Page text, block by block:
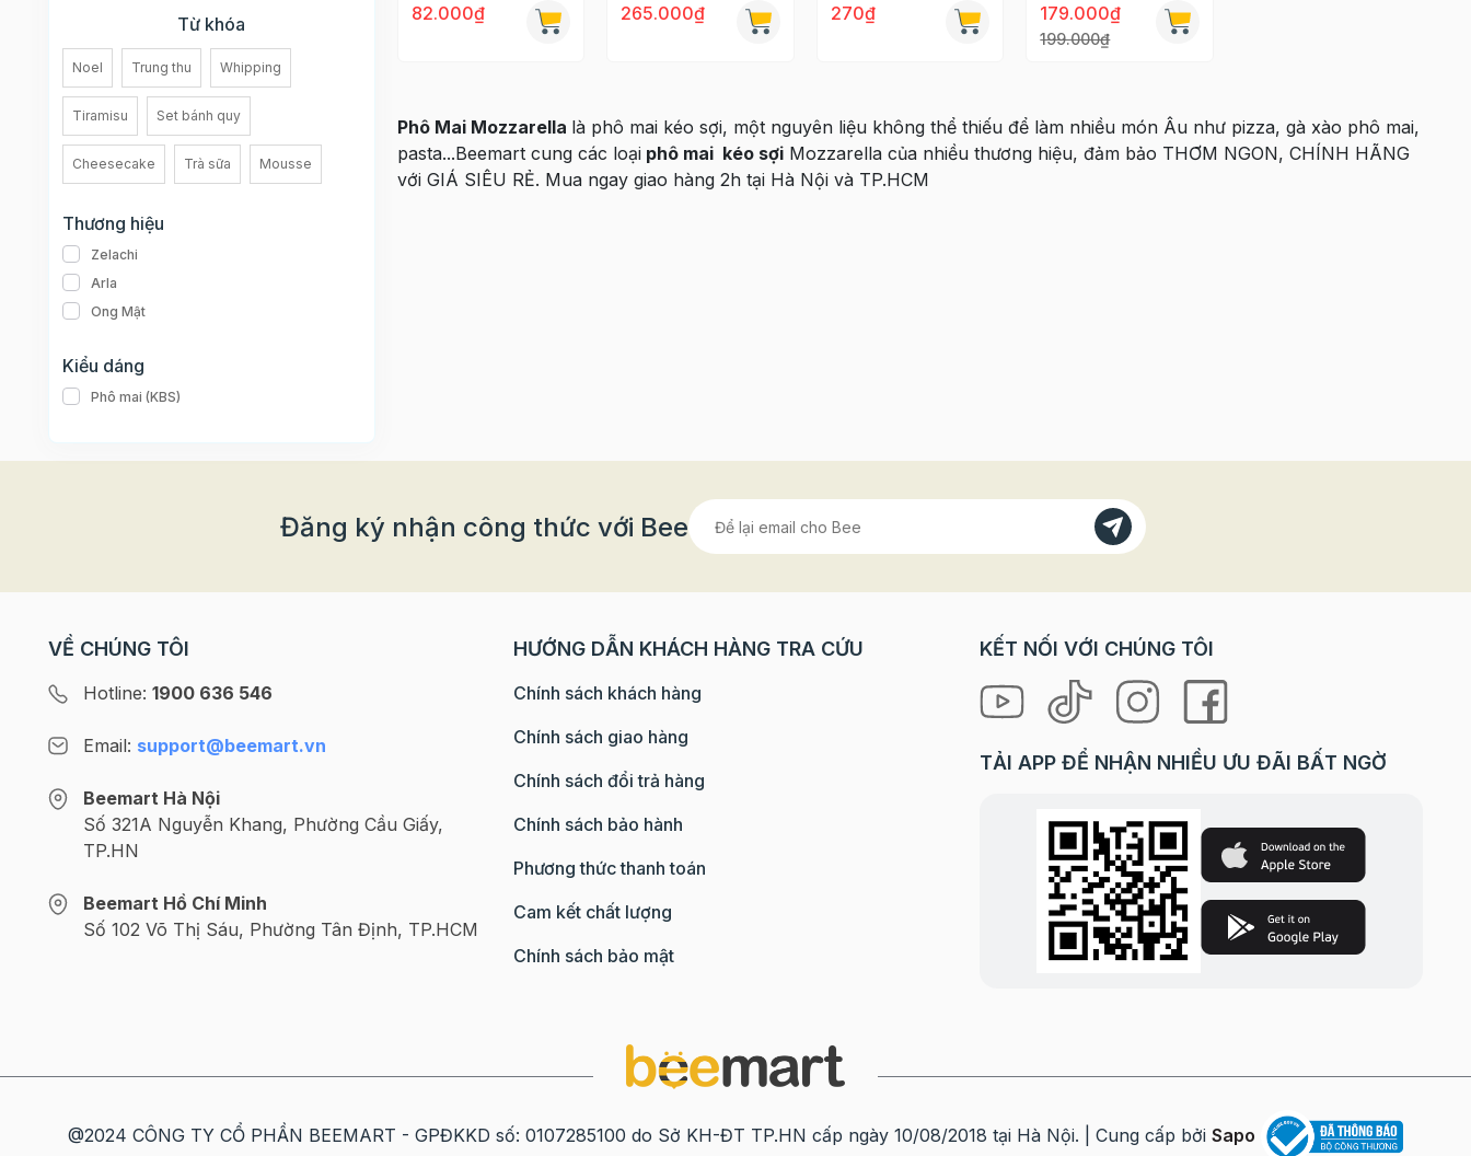
Từ khóa
Noel Trung thu Whipping
Tiramisu Set bánh quy
Cheesecake Trà sữa Mousse
Thương hiệu
Zelachi
Arla
Ong Mật
Kiểu dáng
Phô mai (KBS)
82.000₫ 265.000₫ 270₫ 179.000₫
199.000₫
Phô Mai Mozzarella là phô mai kéo sợi, một nguyên liệu không thể thiếu để làm nhiều món Âu như pizza, gà xào phô mai,
pasta...Beemart cung các loạiphô mai kéo sợiMozzarella của nhiều thương hiệu, đảm bảo THƠM NGON, CHÍNH HÃNG
với GIÁ SIÊU RẺ. Mua ngay giao hàng 2h tại Hà Nội và TP.HCM
Đăng ký nhận công thức với Bee
VỀ CHÚNG TÔI
Hotline: 1900 636 546
Email: support@beemart.vn
Beemart Hà Nội
Số 321A Nguyễn Khang, Phường Cầu Giấy,
TP.HN
Beemart Hồ Chí Minh
Số 102 Võ Thị Sáu, Phường Tân Định, TP.HCM
HƯỚNG DẪN KHÁCH HÀNG TRA CỨU
Chính sách khách hàng
Chính sách giao hàng
Chính sách đổi trả hàng
Chính sách bảo hành
Phương thức thanh toán
Cam kết chất lượng
Chính sách bảo mật
KẾT NỐI VỚI CHÚNG TÔI
TẢI APP ĐỂ NHẬN NHIỀU ƯU ĐÃI BẤT NGỜ
@2024 CÔNG TY CỔ PHẦN BEEMART - GPĐKKD số: 0107285100 do Sở KH-ĐT TP.HN cấp ngày 10/08/2018 tại Hà Nội. | Cung cấp bởi Sapo